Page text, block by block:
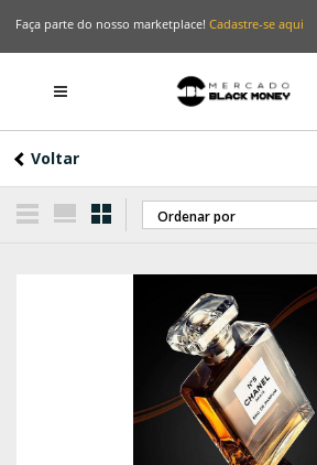
Faça parte do nosso marketplace! Cadastre-se aqui
Voltar